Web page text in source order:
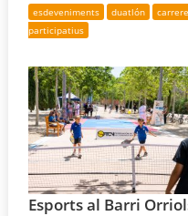
esdeveniments duatlón
participatius
Esports al Barri